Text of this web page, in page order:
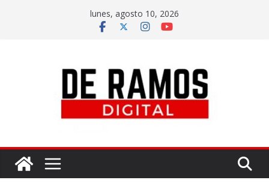
lunes, agosto 10, 2026